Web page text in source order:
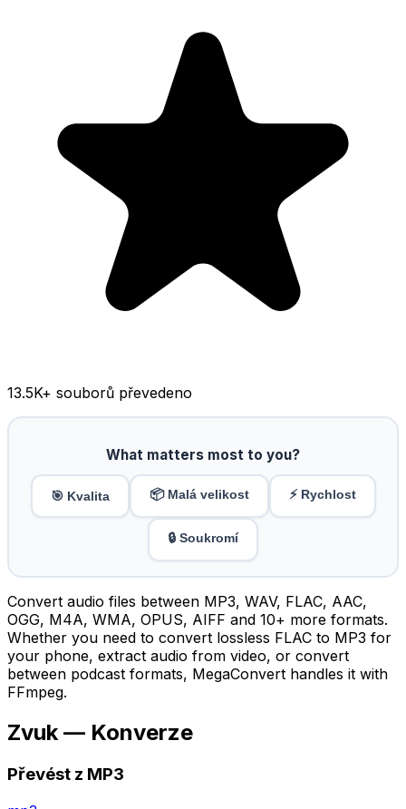
13.5K+ souborů převedeno
What matters most to you?
🎯 Kvalita 📦 Malá velikost ⚡ Rychlost
🔒 Soukromí
Convert audio files between MP3, WAV, FLAC, AAC,
OGG, M4A, WMA, OPUS, AIFF and 10+ more formats.
Whether you need to convert lossless FLAC to MP3 for
your phone, extract audio from video, or convert
between podcast formats, MegaConvert handles it with
FFmpeg.
Zvuk — Konverze
Převést z MP3